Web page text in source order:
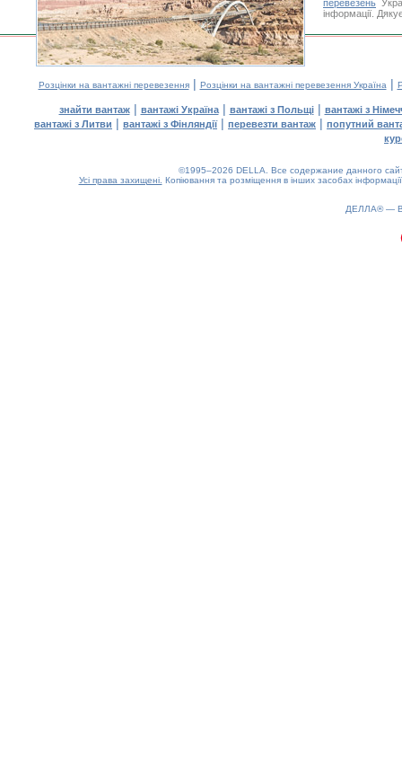
перевезень
інформації.
Розцінки на вантажні перевезення| Розцінки на вантажні перевезення Україна |
знайти вантаж| вантажі Україна| вантажі з Польщі| вантажі з
вантажі з Литви | вантажі з Фінляндії| перевезти вантаж | попутний
©1995–2026 DELLA. Все содержание данного
Усі права захищені. Копіювання та розміщення в інших засобах
ДЕЛЛА® —